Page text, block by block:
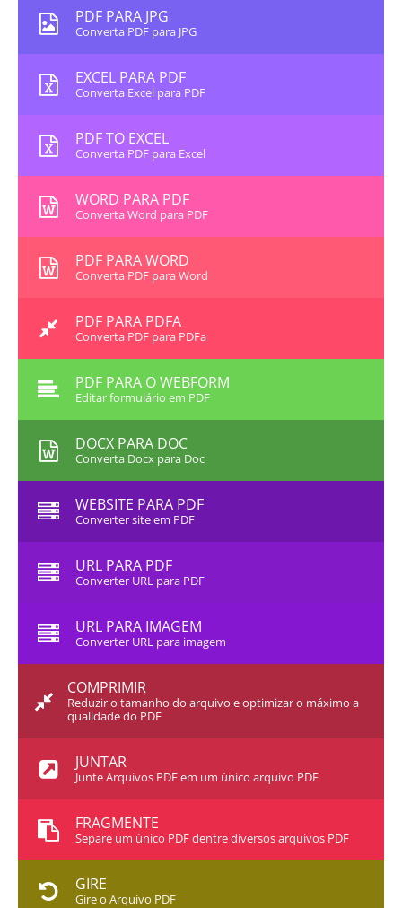
PDF PARA JPG
Converta PDF para JPG
EXCEL PARA PDF
Converta Excel para PDF
PDF TO EXCEL
Converta PDF para Excel
WORD PARA PDF
Converta Word para PDF
PDF PARA WORD
Converta PDF para Word
PDF PARA PDFA
Converta PDF para PDFa
PDF PARA O WEBFORM
Editar formulário em PDF
DOCX PARA DOC
Converta Docx para Doc
WEBSITE PARA PDF
Converter site em PDF
URL PARA PDF
Converter URL para PDF
URL PARA IMAGEM
Converter URL para imagem
COMPRIMIR
Reduzir o tamanho do arquivo e optimizar o máximo a
qualidade do PDF
JUNTAR
Junte Arquivos PDF em um único arquivo PDF
FRAGMENTE
Separe um único PDF dentre diversos arquivos PDF
GIRE
Gire o Arquivo PDF